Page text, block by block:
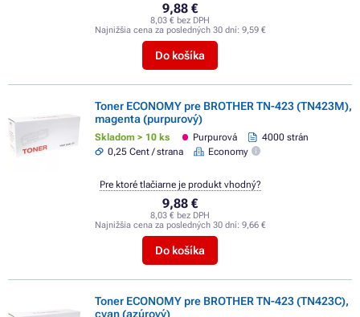
9,88 €
8,03 € bez DPH
Najnižšia cena za posledných 30 dní: 9,59 €
Do košíka
Toner ECONOMY pre BROTHER TN-423 (TN423M),
magenta (purpurový)
Skladom > 10 ks Purpurová
4000 strán
0,25 Cent / strana
Economy
9,88 €
8,03 € bez DPH
Najnižšia cena za posledných 30 dní: 9,66 €
Do košíka
Pre ktoré tlačiarne je produkt vhodný?
Toner ECONOMY pre BROTHER TN-423 (TN423C),
cyan (azúrový)